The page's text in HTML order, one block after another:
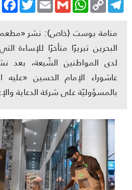
Link
منامة بوست (خاص): نشر «مطعم
البحرين تبريرًا متأخرًا للإساءة
لدى المواطنين الشّيعة، بعد
عاشوراء الإمام الحسين «عليه
بالمسؤوليّة على شركة الدعاية والإعلان